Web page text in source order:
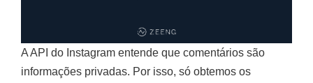
A API do Instagram entende que comentários são
informações privadas. Por isso, só obtemos os